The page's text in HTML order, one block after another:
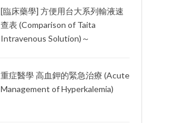
[臨床藥學] 方便用台大系列輸液速
查表 (Comparison of Taita
Intravenous Solution)～
重症醫學 高血鉀的緊急治療 (Acute
Management of Hyperkalemia)